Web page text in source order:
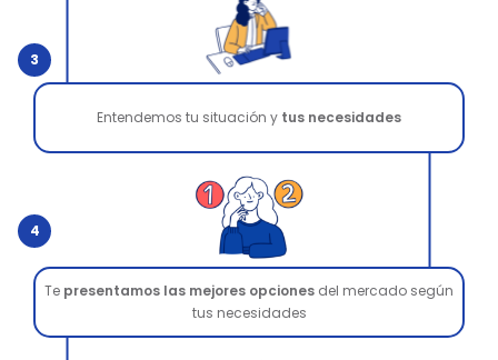
3
Entendemos tu situación y tus necesidades
4
Te presentamos las mejores opciones del mercado según
tus necesidades